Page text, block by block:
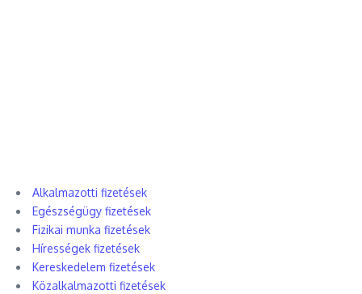
Alkalmazotti fizetések
Egészségügy fizetések
Fizikai munka fizetések
Hírességek fizetések
Kereskedelem fizetések
Közalkalmazotti fizetések